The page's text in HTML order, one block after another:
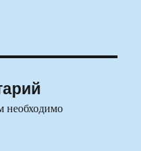
необходимо